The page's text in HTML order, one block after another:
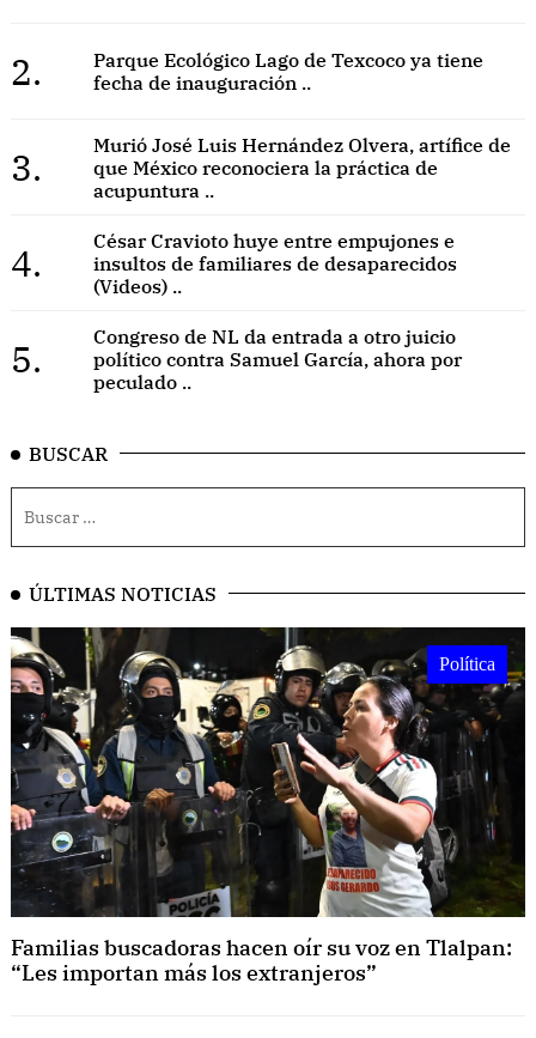
2.
Parque Ecológico Lago de Texcoco ya tiene
fecha de inauguración ..
3.
Murió José Luis Hernández Olvera, artífice de
que México reconociera la práctica de
acupuntura ..
4.
César Cravioto huye entre empujones e
insultos de familiares de desaparecidos
(Videos) ..
5.
Congreso de NL da entrada a otro juicio
político contra Samuel García, ahora por
peculado ..
BUSCAR
ÚLTIMAS NOTICIAS
Política
Familias buscadoras hacen oír su voz en Tlalpan:
“Les importan más los extranjeros”